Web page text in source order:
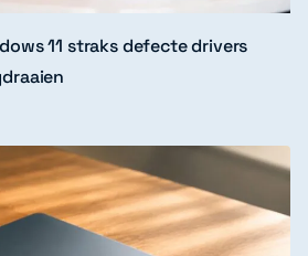
11 straks defecte drivers